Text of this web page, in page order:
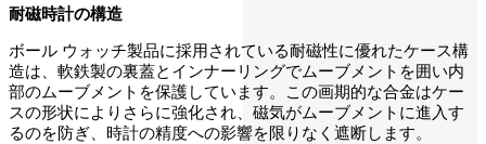
耐磁時計の構造
ボール ウォッチ製品に採用されている耐磁性に優れたケース構
造は、軟鉄製の裏蓋とインナーリングでムーブメントを囲い内
部のムーブメントを保護しています。この画期的な合金はケー
スの形状によりさらに強化され、磁気がムーブメントに進入す
るのを防ぎ、時計の精度への影響を限りなく遮断します。